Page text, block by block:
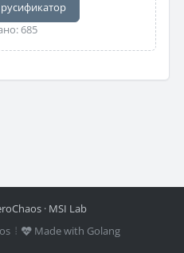
685
· MSI Lab
⦙
Made with Golang